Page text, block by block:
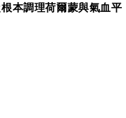
本調理荷爾蒙與氣血平